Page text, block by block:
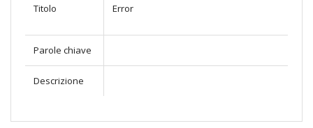
Titolo Error
Parole chiave
Descrizione